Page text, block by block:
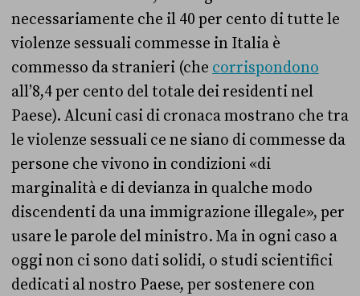
necessariamente che il 40 per cento di tutte le
violenze sessuali commesse in Italia è
commesso da stranieri (che corrispondono
all’8,4 per cento del totale dei residenti nel
Paese). Alcuni casi di cronaca mostrano che tra
le violenze sessuali ce ne siano di commesse da
persone che vivono in condizioni «di
marginalità e di devianza in qualche modo
discendenti da una immigrazione illegale», per
usare le parole del ministro. Ma in ogni caso a
oggi non ci sono dati solidi, o studi scientifici
dedicati al nostro Paese, per sostenere con